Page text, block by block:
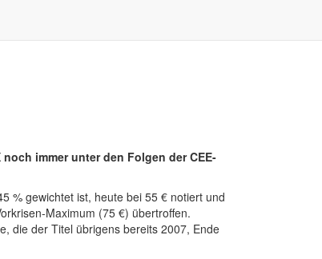
immer unter den Folgen der CEE-
% gewichtet ist, heute bei 55 € notiert und
Maximum (75 €) übertroffen.
die der Titel übrigens bereits 2007, Ende